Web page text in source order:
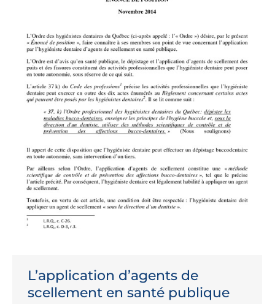
L’application d’agents de
scellement en santé publique